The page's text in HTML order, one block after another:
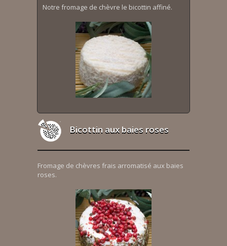
Notre fromage de chèvre le bicottin affiné.
Bicottin aux baies roses
Fromage de chèvres frais arromatisé aux baies
roses.